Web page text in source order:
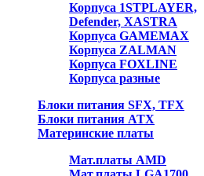
Корпуса 1STPLAYER,
Defender, XASTRA
Корпуса GAMEMAX
Корпуса ZALMAN
Корпуса FOXLINE
Корпуса разные
Блоки питания SFX, TFX
Блоки питания ATX
Материнские платы
Мат.платы AMD